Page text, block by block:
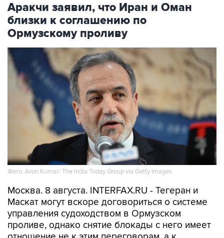
Аракчи заявил, что Иран и Оман
близки к соглашению по
Ормузскому проливу
Фото: Arun Kumar/ The India Today Group via Getty Images
Москва. 8 августа. INTERFAX.RU - Тегеран и
Маскат могут вскоре договориться о системе
управления судоходством в Ормузском
проливе, однако снятие блокады с него имеет